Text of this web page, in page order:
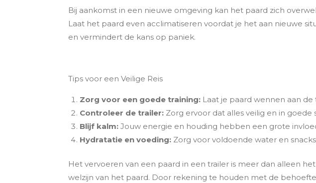
Bij aankomst in een nieuwe omgeving kan het paard zich
Laat het paard even acclimatiseren voordat je het aan nieuwe
en vermindert de kans op paniek.
Tips voor een Veilige Reis
Zorg voor een goede training:Laat je paard wennen aan
Controleer de trailer:Zorg ervoor dat alles veilig en in goede
Blijf kalm:Jouw energie en houding hebben een grote
Hydratatie en voeding:Zorg voor voldoende water en
Het vervoeren van een paard in een trailer is meer dan alleen
welzijn van het paard. Door rekening te houden met de